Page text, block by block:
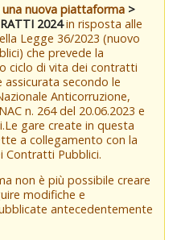
nuova piattaforma >
2024in risposta alle
Legge 36/2023 (nuovo
che prevede la
ciclo di vita dei contratti
assicurata secondo le
Anticorruzione,
n. 264 del 20.06.2023 e
gare create in questa
a collegamento con la
Contratti Pubblici.
non è più possibile creare
modifiche e
antecedentemente